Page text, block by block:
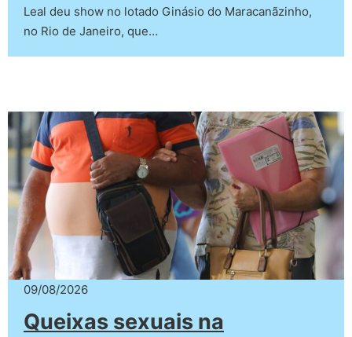
Leal deu show no lotado Ginásio do Maracanãzinho,
no Rio de Janeiro, que…
09/08/2026
Queixas sexuais na